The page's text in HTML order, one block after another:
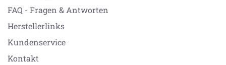
FAQ - Fragen & Antworten
Herstellerlinks
Kundenservice
Kontakt